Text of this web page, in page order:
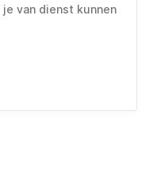
van dienst kunnen